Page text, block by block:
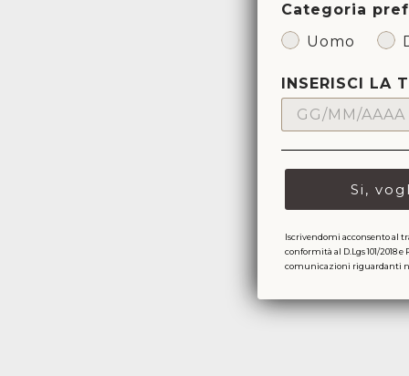
Categoria
Uomo
INSERISCI LA
Si,
Iscrivendomi acconsento al
conformità al D.Lgs 101/2018 e
comunicazioni riguardanti